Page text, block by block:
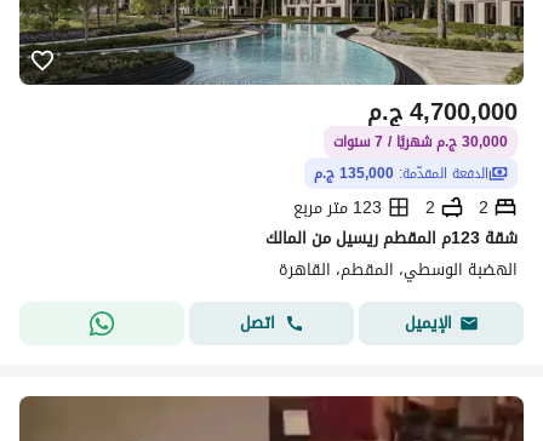
ج.م4,700,000
30,000 ج.م شهريًا / 7 سنوات
الدفعة المقدّمة: 135,000 ج.م
2
2
123 متر مربع
شقة 123م المقطم ريسيل من المالك
الهضبة الوسطي، المقطم، القاهرة
الإيميل
اتصل